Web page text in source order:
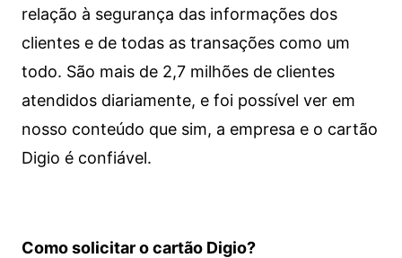
relação à segurança das informações dos
clientes e de todas as transações como um
todo. São mais de 2,7 milhões de clientes
atendidos diariamente, e foi possível ver em
nosso conteúdo que sim, a empresa e o cartão
Digio é confiável.
Como solicitar o cartão Digio?